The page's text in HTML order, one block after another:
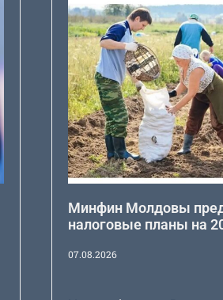
Минфин Молдовы
налоговые планы на
07.08.2026